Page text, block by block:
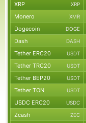
XRP XRP
Monero XMR
Dogecoin DOGE
Dash DASH
Tether ERC20 USDT
Tether TRC20 USDT
Tether BEP20 USDT
Tether TON USDT
USDC ERC20 USDC
Zcash ZEC